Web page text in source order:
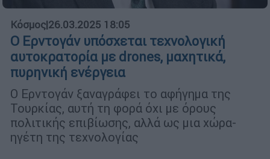
Κόσμος|26.03.2025 18:05
Ο Ερντογάν υπόσχεται τεχνολογική
αυτοκρατορία με drones, μαχητικά,
πυρηνική ενέργεια
Ο Ερντογάν ξαναγράφει το αφήγημα της
Τουρκίας, αυτή τη φορά όχι με όρους
πολιτικής επιβίωσης, αλλά ως μια χώρα-
ηγέτη της τεχνολογίας